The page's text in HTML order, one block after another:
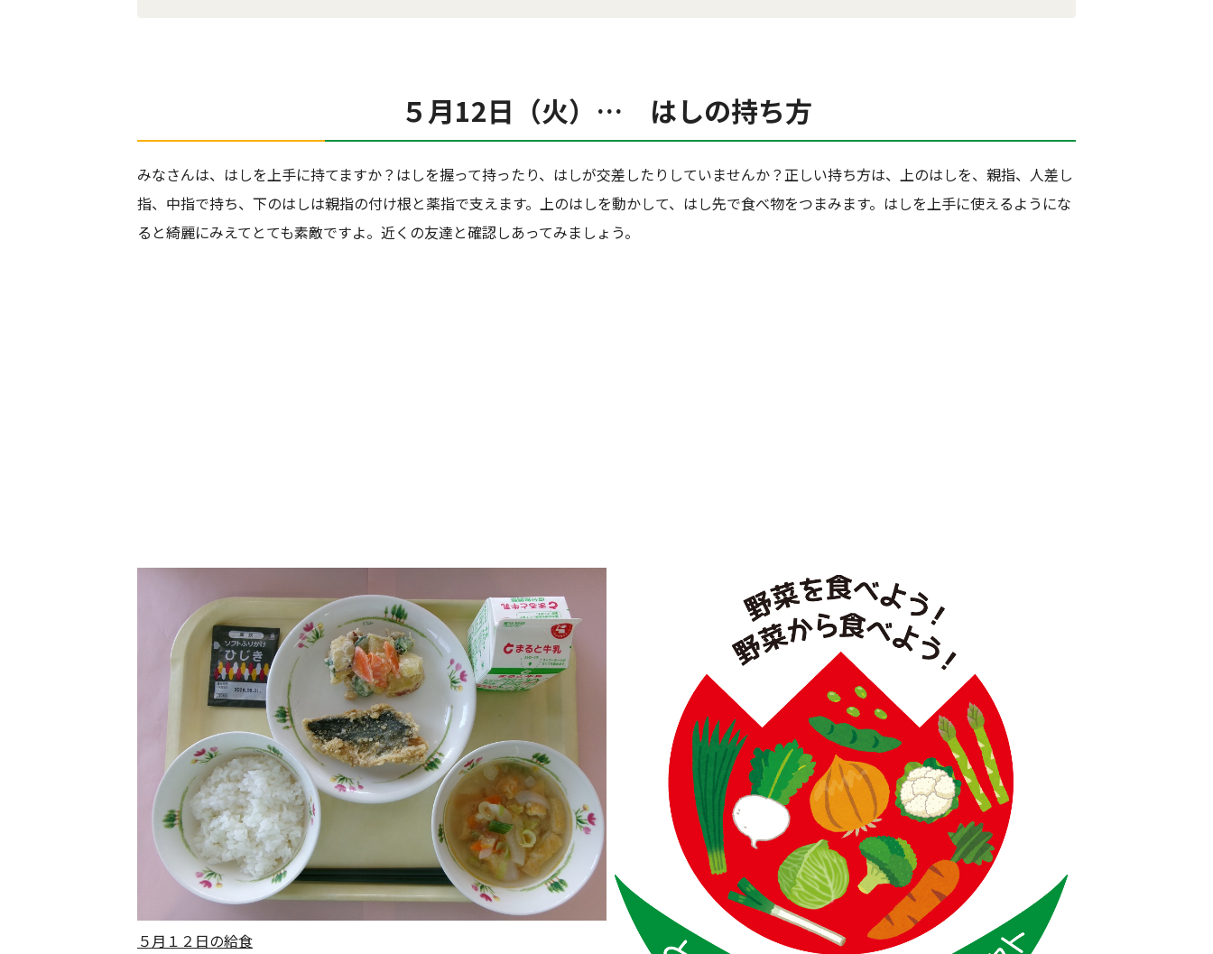
５月12日（火）… はしの持ち方
みなさんは、はしを上手に持てますか？はしを握って持ったり、はしが交差したりしていませんか？正しい持ち方は、上のはしを、親指、人差し
指、中指で持ち、下のはしは親指の付け根と薬指で支えます。上のはしを動かして、はし先で食べ物をつまみます。はしを上手に使えるようにな
ると綺麗にみえてとても素敵ですよ。近くの友達と確認しあってみましょう。
５月１２日の給食